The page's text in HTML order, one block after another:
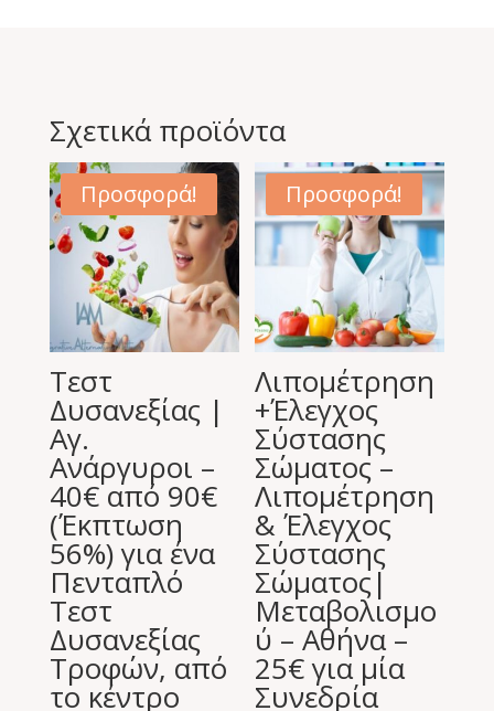
Σχετικά προϊόντα
Προσφορά!
Τεστ
Δυσανεξίας |
Αγ.
Ανάργυροι –
40€ από 90€
(Έκπτωση
56%) για ένα
Πενταπλό
Τεστ
Δυσανεξίας
Τροφών, από
το κέντρο
Προσφορά!
Λιπομέτρηση
+Έλεγχος
Σύστασης
Σώματος –
Λιπομέτρηση
& Έλεγχος
Σύστασης
Σώματος|
Μεταβολισμο
ύ – Αθήνα –
25€ για μία
Συνεδρία